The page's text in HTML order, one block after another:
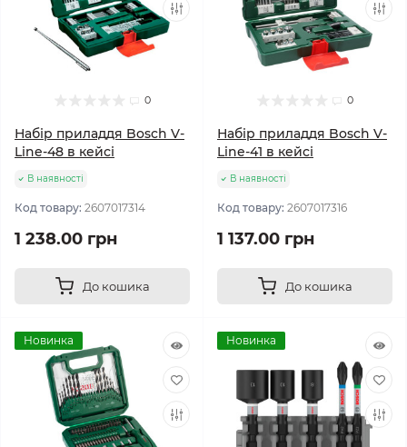
0
Набір приладдя Bosch V-
Line-48 в кейсі
В наявності
Код товару: 2607017314
1 238.00 грн
До кошика
0
Набір приладдя Bosch V-
Line-41 в кейсі
В наявності
Код товару: 2607017316
1 137.00 грн
До кошика
Новинка Новинка